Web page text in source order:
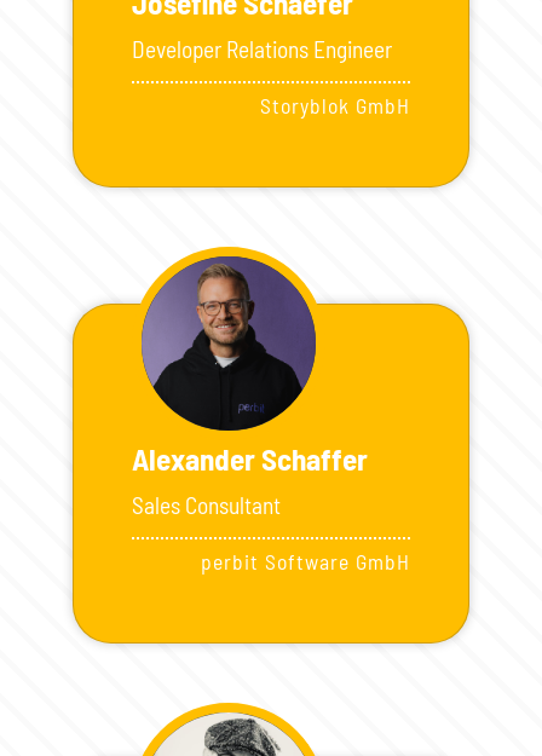
Developer Relations Engineer
Storyblok GmbH
Alexander Schaffer
Sales Consultant
perbit Software GmbH